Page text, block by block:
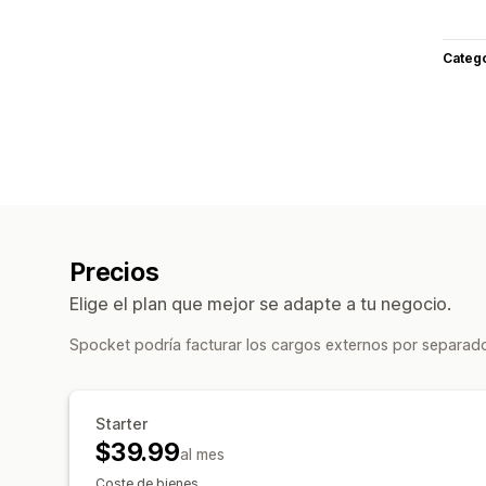
Precios
Elige el plan que mejor se adapte a tu negocio.
Spocket podría facturar los cargos externos por
Starter
$39.99al mes